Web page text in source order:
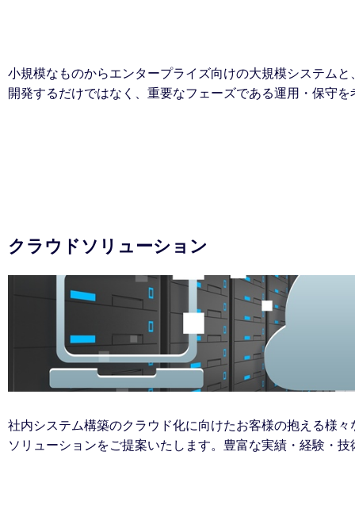
小規模なものからエンタープライズ向けの大規模システム
開発するだけではなく、重要なフェーズである運用・保守
クラウドソリューション
社内システム構築のクラウド化に向けたお客様の抱える様
ソリューションをご提案いたします。豊富な実績・経験・